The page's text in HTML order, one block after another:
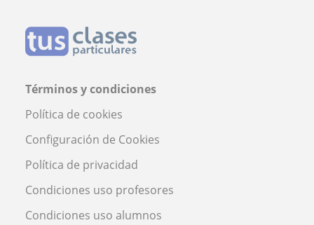
Términos y condiciones
Política de cookies
Configuración de Cookies
Política de privacidad
Condiciones uso profesores
Condiciones uso alumnos